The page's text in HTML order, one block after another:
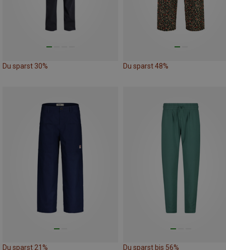
Du sparst 30% Du sparst 48%
Du sparst 21% Du sparst bis 56%